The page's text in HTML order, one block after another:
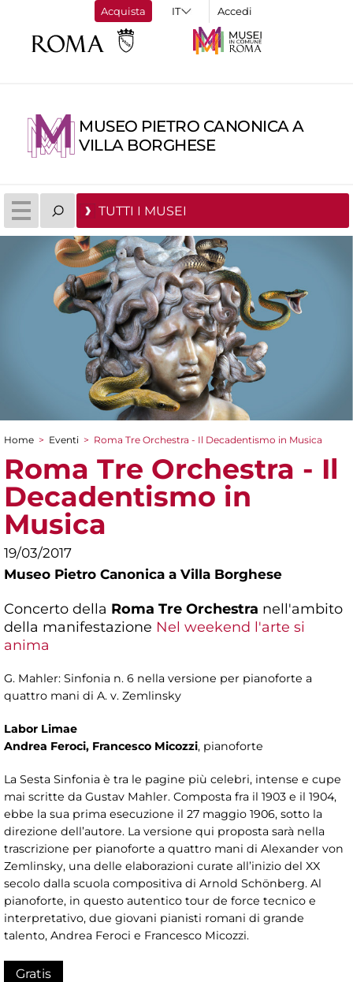
Acquista Accedi
MUSEO PIETRO CANONICA A
VILLA BORGHESE
TUTTI I MUSEI
Tu sei qui
Home > Eventi > Roma Tre Orchestra - Il Decadentismo in Musica
Roma Tre Orchestra - Il
Decadentismo in
Musica
19/03/2017
Museo Pietro Canonica a Villa Borghese
Concerto della Roma Tre Orchestra nell'ambito
della manifestazione Nel weekend l'arte si
anima
G. Mahler: Sinfonia n. 6 nella versione per pianoforte a
quattro mani di A. v. Zemlinsky
Labor Limae
Andrea Feroci, Francesco Micozzi, pianoforte
La Sesta Sinfonia è tra le pagine più celebri, intense e cupe
mai scritte da Gustav Mahler. Composta fra il 1903 e il 1904,
ebbe la sua prima esecuzione il 27 maggio 1906, sotto la
direzione dell’autore. La versione qui proposta sarà nella
trascrizione per pianoforte a quattro mani di Alexander von
Zemlinsky, una delle elaborazioni curate all’inizio del XX
secolo dalla scuola compositiva di Arnold Schönberg. Al
pianoforte, in questo autentico tour de force tecnico e
interpretativo, due giovani pianisti romani di grande
talento, Andrea Feroci e Francesco Micozzi.
Gratis